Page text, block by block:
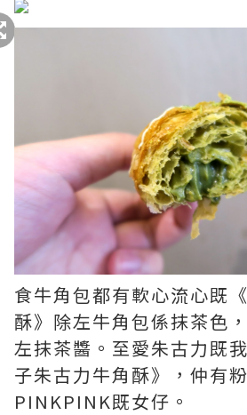
食牛角包都有軟心流心既
酥》除左牛角包係抹茶色
左抹茶醬。至愛朱古力既
子朱古力牛角酥》，仲有
PINKPINK既女仔。